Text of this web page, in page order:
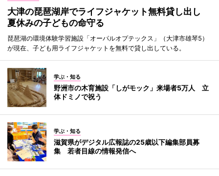
大津の琵琶湖岸でライフジャケット無料貸し出し
夏休みの子どもの命守る
琵琶湖の環境体験学習施設「オーパルオプテックス」（大津市雄琴5）
が現在、子ども用ライフジャケットを無料で貸し出している。
学ぶ・知る
野洲市の木育施設「しがモック」来場者5万人 立
体ドミノで祝う
学ぶ・知る
滋賀県がデジタル広報誌の25歳以下編集部員募
集 若者目線の情報発信へ